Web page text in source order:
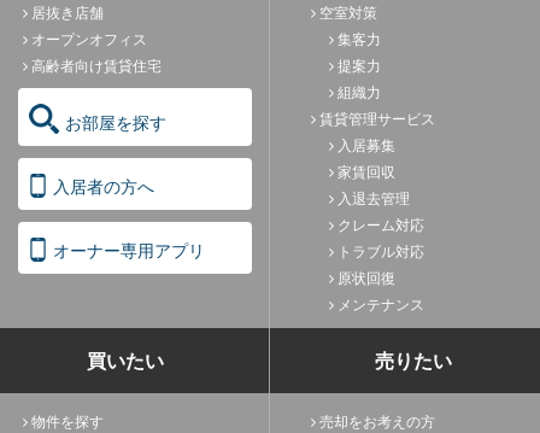
居抜き店舗
オープンオフィス
高齢者向け賃貸住宅
お部屋を探す
入居者の方へ
オーナー専用アプリ
空室対策
集客力
提案力
組織力
賃貸管理サービス
入居募集
家賃回収
入退去管理
クレーム対応
トラブル対応
原状回復
メンテナンス
買いたい
物件を探す
売りたい
売却をお考えの方